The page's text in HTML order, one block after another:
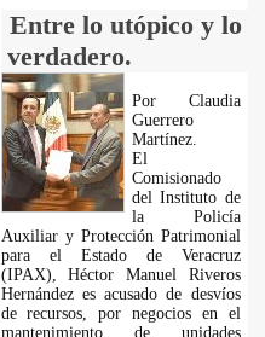
Entre lo utópico y lo
verdadero.
Por Claudia
Guerrero
Martínez.
El
Comisionado
del Instituto de
la Policía
Auxiliar y Protección Patrimonial
para el Estado de Veracruz
(IPAX), Héctor Manuel Riveros
Hernández es acusado de desvíos
de recursos, por negocios en el
mantenimiento de unidades